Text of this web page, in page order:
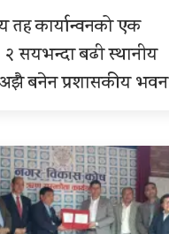
तह कार्यान्वनको एक
सयभन्दा बढी स्थानीय
बनेन प्रशासकीय भवन